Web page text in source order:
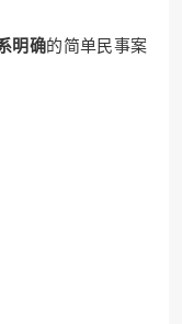
明确的简单民事案